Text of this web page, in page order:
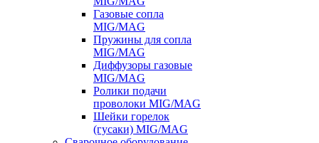
Газовые сопла
MIG/MAG
Пружины для сопла
MIG/MAG
Диффузоры газовые
MIG/MAG
Ролики подачи
проволоки MIG/MAG
Шейки горелок
(гусаки) MIG/MAG